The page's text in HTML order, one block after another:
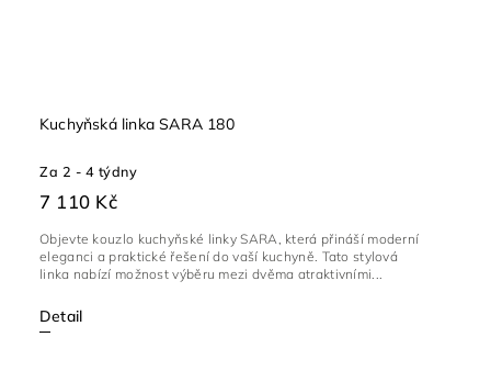
Kuchyňská linka SARA 180
Za 2 - 4 týdny
7 110 Kč
Detail
Objevte kouzlo kuchyňské linky SARA, která přináší moderní
eleganci a praktické řešení do vaší kuchyně. Tato stylová
linka nabízí možnost výběru mezi dvěma atraktivními...